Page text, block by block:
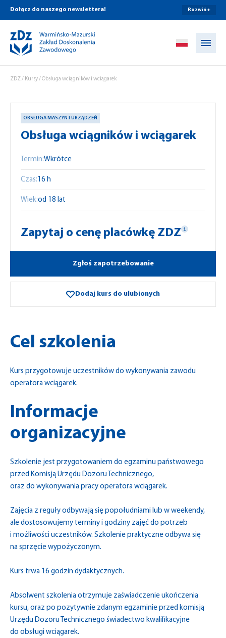
Dołącz do naszego newslettera! Rozwiń +
ZDZ/ Kursy/ Obsługa wciągników i wciągarek
OBSŁUGA MASZYN I URZĄDZEŃ
Obsługa wciągników i wciągarek
Termin:Wkrótce
Czas: 16 h
Wiek:od 18 lat
Zapytaj o cenę placówkę ZDZ
Zgłoś zapotrzebowanie
Dodaj kurs do ulubionych
Cel szkolenia
Kurs przygotowuje uczestników do wykonywania zawodu
operatora wciągarek.
Informacje
organizacyjne
Szkolenie jest przygotowaniem do egzaminu państwowego
przed Komisją Urzędu Dozoru Technicznego,
oraz do wykonywania pracy operatora wciągarek.
Zajęcia z reguły odbywają się popołudniami lub w weekendy,
ale dostosowujemy terminy i godziny zajęć do potrzeb
i możliwości uczestników. Szkolenie praktyczne odbywa się
na sprzęcie wypożyczonym.
Kurs trwa 16 godzin dydaktycznych.
Absolwent szkolenia otrzymuje zaświadczenie ukończenia
kursu, oraz po pozytywnie zdanym egzaminie przed komisją
Urzędu Dozoru Technicznego świadectwo kwalifikacyjne
do obsługi wciągarek.